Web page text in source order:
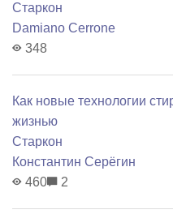
Старкон
Damiano Cerrone
348
Как новые технологии
жизнью
Старкон
Константин Серёгин
460
2